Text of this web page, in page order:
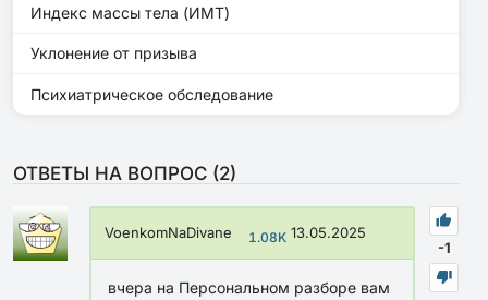
Индекс массы тела (ИМТ)
Уклонение от призыва
Психиатрическое обследование
ОТВЕТЫ НА ВОПРОС (2)
-1
VoenkomNaDivane 1.08K 13.05.2025
вчера на Персональном разборе вам